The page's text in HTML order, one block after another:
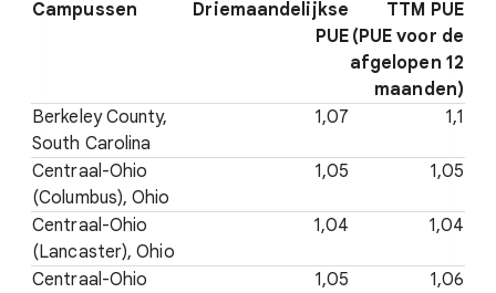
Campussen
Driemaandelijkse
PUE
TTM PUE
(PUE voor de
afgelopen 12
maanden)
Berkeley County,
South Carolina
1,07 1,1
Centraal-Ohio
(Columbus), Ohio
1,05 1,05
Centraal-Ohio
(Lancaster), Ohio
1,04 1,04
Centraal-Ohio
1,05 1,06